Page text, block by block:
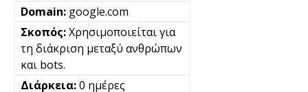
google.com
Χρησιμοποιείται για
τη διάκριση μεταξύ ανθρώπων
και bots.
0 ημέρες